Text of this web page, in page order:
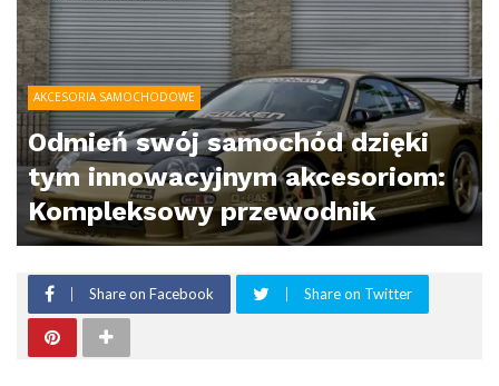
AKCESORIA SAMOCHODOWE
Odmień swój samochód dzięki
tym innowacyjnym akcesoriom:
Kompleksowy przewodnik
Share on Facebook Share on Twitter